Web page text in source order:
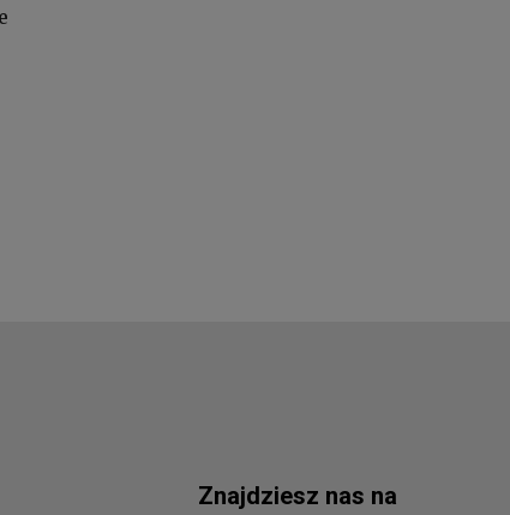
Znajdziesz nas na